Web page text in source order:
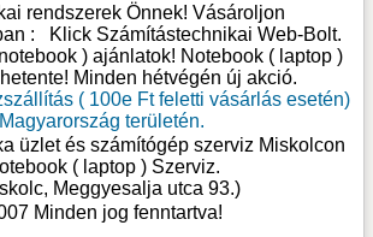
rendszerek Önnek! Vásároljon
: Klick Számítástechnikai Web-Bolt.
) ajánlatok! Notebook ( laptop )
Minden hétvégén új akció.
( 100e Ft feletti vásárlás esetén)
Magyarország területén.
üzlet és számítógép szerviz Miskolcon
( laptop ) Szerviz.
Meggyesalja utca 93.)
Minden jog fenntartva!